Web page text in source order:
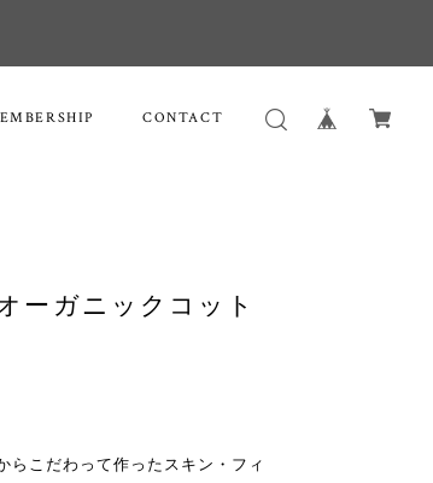
CONTACT
ーガニックコット
らこだわって作ったスキン・フィ